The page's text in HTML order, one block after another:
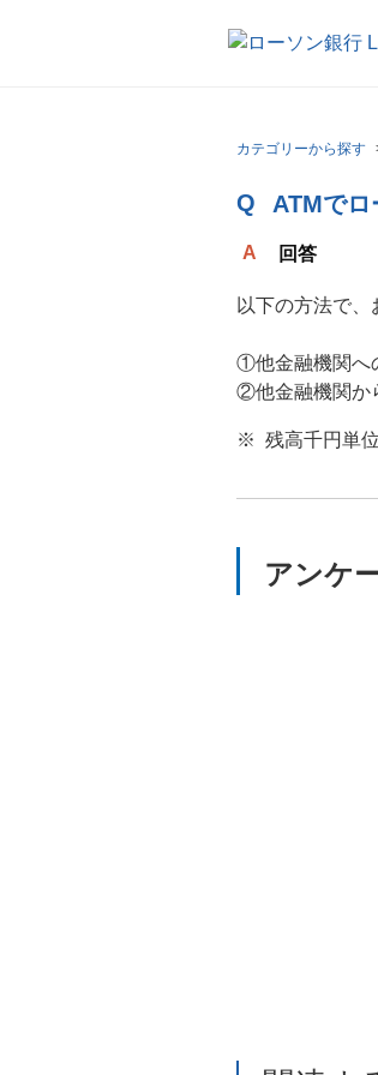
カテゴリーから探す
ATMで
回答
以下の方法で、
①他金融機関へ
②他金融機関か
残高千円単
アンケ